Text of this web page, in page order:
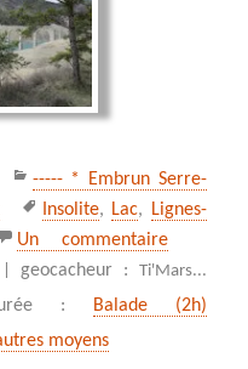
Catégories
----- * Embrun Serre-
Mots-
clés
Insolite, Lac, Lignes-
Un commentairesur Le
geocacheur : Ti'Mars...
: Balade (2h)
moyens